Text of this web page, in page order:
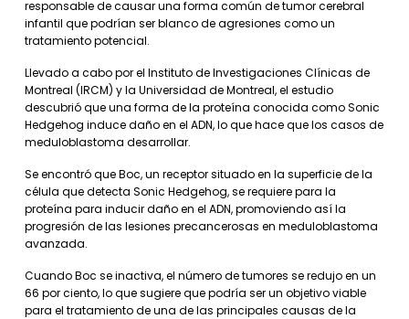
responsable de causar una forma común de tumor cerebral
infantil que podrían ser blanco de agresiones como un
tratamiento potencial.
Llevado a cabo por el Instituto de Investigaciones Clínicas de
Montreal (IRCM) y la Universidad de Montreal, el estudio
descubrió que una forma de la proteína conocida como Sonic
Hedgehog induce daño en el ADN, lo que hace que los casos de
meduloblastoma desarrollar.
Se encontró que Boc, un receptor situado en la superficie de la
célula que detecta Sonic Hedgehog, se requiere para la
proteína para inducir daño en el ADN, promoviendo así la
progresión de las lesiones precancerosas en meduloblastoma
avanzada.
Cuando Boc se inactiva, el número de tumores se redujo en un
66 por ciento, lo que sugiere que podría ser un objetivo viable
para el tratamiento de una de las principales causas de la